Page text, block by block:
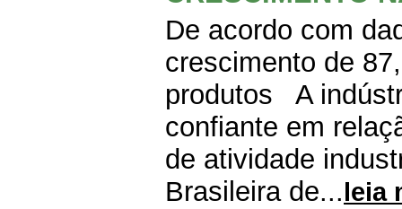
De acordo com
crescimento de
produtos A
confiante em
de atividade
Brasileira de...leia